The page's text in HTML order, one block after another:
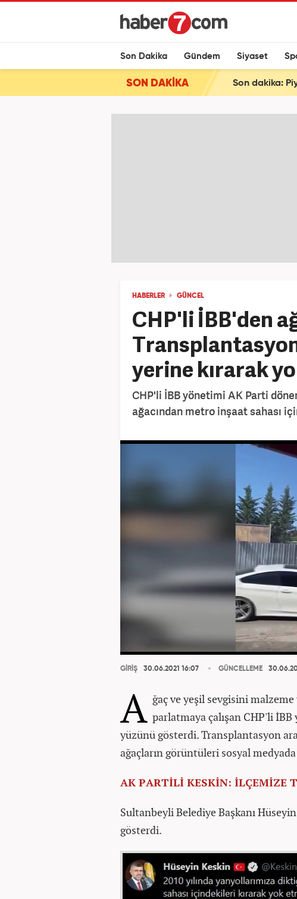
Son Dakika Gündem Siyaset
SON DAKİKA Son dakika:
HABERLER GÜNCEL
CHP'li İBB'den
yerine kırarak
CHP'li İBB yönetimi AK Parti
ağacından metro inşaat sahası
GİRİŞ 30.06.2021 16:07 GÜNCELLEME
A ğaç ve yeşil sevgisini
parlatmaya çalışan CHP'li
yüzünü gösterdi. Transplantasyon
ağaçların görüntüleri sosyal medyada
AK PARTİLİ KESKİN: İLÇEMİZE
Sultanbeyli Belediye Başkanı
gösterdi.